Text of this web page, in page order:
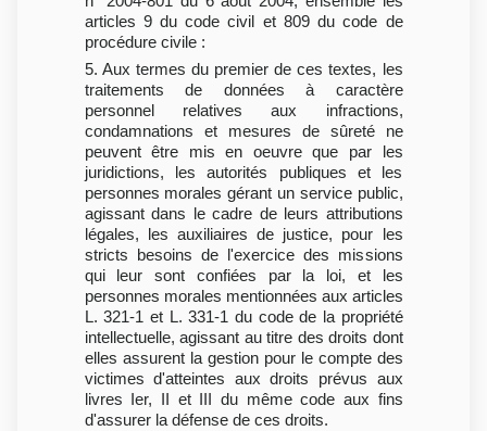
articles 9 du code civil et 809 du code de
procédure civile :
5. Aux termes du premier de ces textes, les
traitements de données à caractère
personnel relatives aux infractions,
condamnations et mesures de sûreté ne
peuvent être mis en oeuvre que par les
juridictions, les autorités publiques et les
personnes morales gérant un service public,
agissant dans le cadre de leurs attributions
légales, les auxiliaires de justice, pour les
stricts besoins de l'exercice des missions
qui leur sont confiées par la loi, et les
personnes morales mentionnées aux articles
L. 321-1 et L. 331-1 du code de la propriété
intellectuelle, agissant au titre des droits dont
elles assurent la gestion pour le compte des
victimes d'atteintes aux droits prévus aux
livres Ier, II et III du même code aux fins
d'assurer la défense de ces droits.